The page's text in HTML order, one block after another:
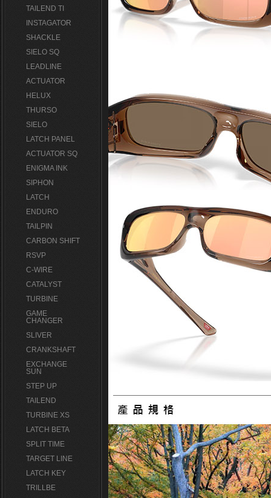
TAILEND TI
INSTAGATOR
SHACKLE
SIELO SQ
LEADLINE
ACTUATOR
HELUX
THURSO
SIELO
LATCH PANEL
ACTUATOR SQ
ENIGMA INK
SIPHON
LATCH
ENDURO
TAILPIN
CARBON SHIFT
RSVP
C-WIRE
CATALYST
TURBINE
GAME
CHANGER
SLIVER
CRANKSHAFT
EXCHANGE
SUN
STEP UP
TAILEND
TURBINE XS
LATCH BETA
SPLIT TIME
TARGET LINE
LATCH KEY
TRILLBE